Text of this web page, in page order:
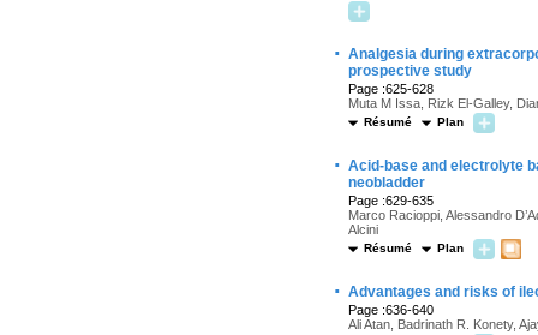
· Analgesia during
prospective study
Page :625-628
Muta M Issa, Rizk El-Galley,
Résumé Plan
· Acid-base and electrolyte
neobladder
Page :629-635
Marco Racioppi, Alessandro
Alcini
Résumé Plan
· Advantages and risks of
Page :636-640
Ali Atan, Badrinath R. Konety,